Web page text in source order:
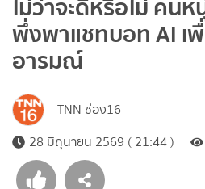
พึ่งพาแชทบอท AI เ
อารมณ์
TNN ช่อง16
28 มิถุนายน 2569 ( 21:44 )